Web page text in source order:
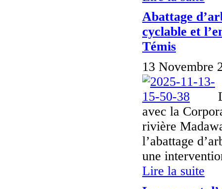
Abattage
cyclable et
Témis
13 Novembre
avec la
rivière
l’abattage
une
Lire la suite